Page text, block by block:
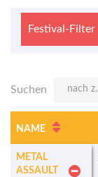
Festival-Filter
Suchen
NAME
METAL
ASSAULT